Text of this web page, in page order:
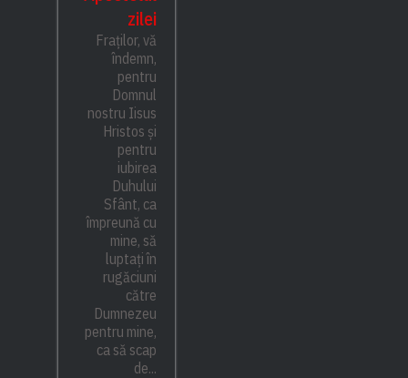
zilei
Fraților, vă
îndemn,
pentru
Domnul
nostru Iisus
Hristos și
pentru
iubirea
Duhului
Sfânt, ca
împreună cu
mine, să
luptați în
rugăciuni
către
Dumnezeu
pentru mine,
ca să scap
de...